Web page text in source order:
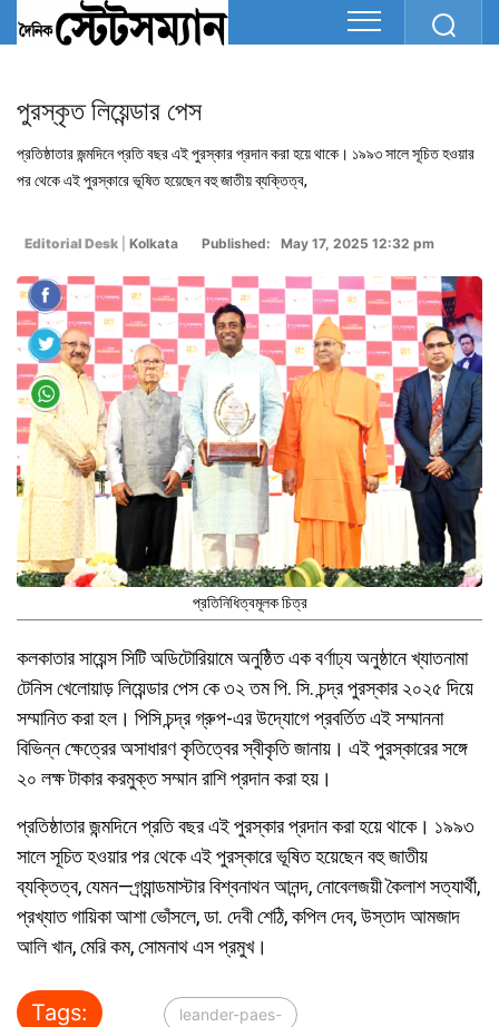
পুরস্কৃত লিয়েন্ডার পেস
প্রতিষ্ঠাতার জন্মদিনে প্রতি বছর এই পুরস্কার প্রদান করা হয়ে থাকে। ১৯৯৩ সালে সূচিত হওয়ার
পর থেকে এই পুরস্কারে ভূষিত হয়েছেন বহু জাতীয় ব্যক্তিত্ব,
Editorial Desk Kolkata Published: May 17, 2025 12:32 pm
প্রতিনিধিত্বমূলক চিত্র
কলকাতার সায়েন্স সিটি অডিটোরিয়ামে অনুষ্ঠিত এক বর্ণাঢ্য অনুষ্ঠানে খ্যাতনামা
টেনিস খেলোয়াড় লিয়েন্ডার পেস কে ৩২ তম পি. সি. চন্দ্র পুরস্কার ২০২৫ দিয়ে
সম্মানিত করা হল। পিসি চন্দ্র গ্রুপ-এর উদ্যোগে প্রবর্তিত এই সম্মাননা
বিভিন্ন ক্ষেত্রের অসাধারণ কৃতিত্বের স্বীকৃতি জানায়। এই পুরস্কারের সঙ্গে
২০ লক্ষ টাকার করমুক্ত সম্মান রাশি প্রদান করা হয়।
প্রতিষ্ঠাতার জন্মদিনে প্রতি বছর এই পুরস্কার প্রদান করা হয়ে থাকে। ১৯৯৩
সালে সূচিত হওয়ার পর থেকে এই পুরস্কারে ভূষিত হয়েছেন বহু জাতীয়
ব্যক্তিত্ব, যেমন—গ্র্যান্ডমাস্টার বিশ্বনাথন আনন্দ, নোবেলজয়ী কৈলাশ সত্যার্থী,
প্রখ্যাত গায়িকা আশা ভোঁসলে, ডা. দেবী শেঠি, কপিল দেব, উস্তাদ আমজাদ
আলি খান, মেরি কম, সোমনাথ এস প্রমুখ।
Tags: leander-paes-